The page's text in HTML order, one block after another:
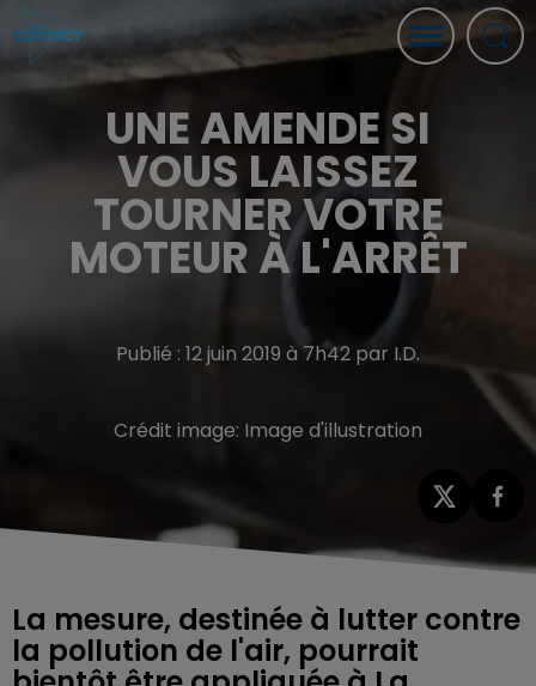
UNE AMENDE SI
VOUS LAISSEZ
TOURNER VOTRE
MOTEUR À L'ARRÊT
Publié : 12 juin 2019 à 7h42 par I.D.
Crédit image: Image d'illustration
La mesure, destinée à lutter contre
la pollution de l'air, pourrait